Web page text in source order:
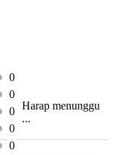
0
0
0
0
0
Harap menunggu
...